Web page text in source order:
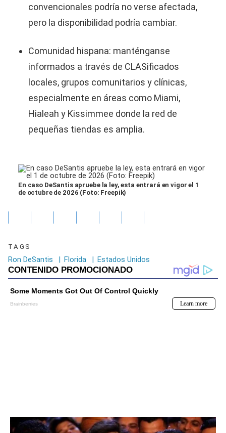
convencionales podría no verse afectada,
pero la disponibilidad podría cambiar.
Comunidad hispana: manténganse
informados a través de CLASificados
locales, grupos comunitarios y clínicas,
especialmente en áreas como Miami,
Hialeah y Kissimmee donde la red de
pequeñas tiendas es amplia.
En caso DeSantis apruebe la ley, esta entrará en vigor el 1
de octubre de 2026 (Foto: Freepik)
TAGS
Ron DeSantis | Florida | Estados Unidos